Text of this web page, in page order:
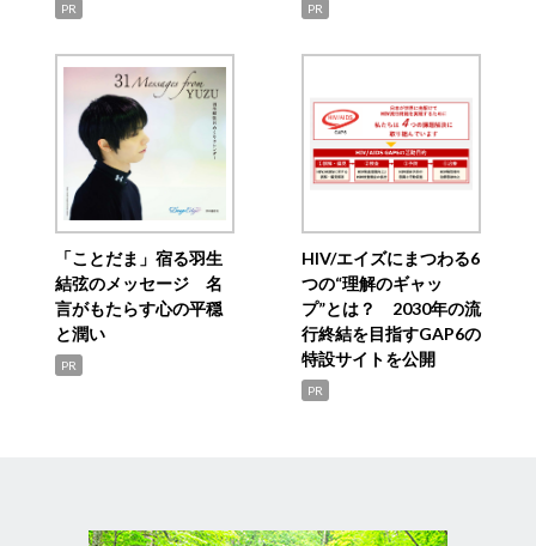
PR PR
「ことだま」宿る羽生
結弦のメッセージ 名
言がもたらす心の平穏
と潤い
PR
HIV/エイズにまつわる6
つの“理解のギャッ
プ”とは？ 2030年の流
行終結を目指すGAP6の
特設サイトを公開
PR